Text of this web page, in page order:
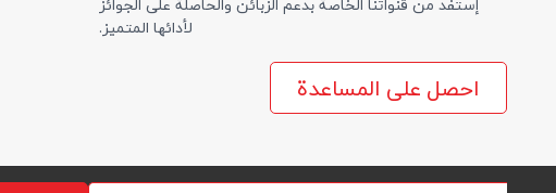
إستفد من قنواتنا الخاصة بدعم الزبائن والحاصلة علی الجوائز
لأدائها المتمیز.
احصل على المساعدة